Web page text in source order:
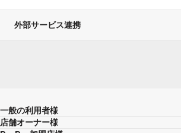
外部サービス連携
一般の利用者様
店舗オーナー様